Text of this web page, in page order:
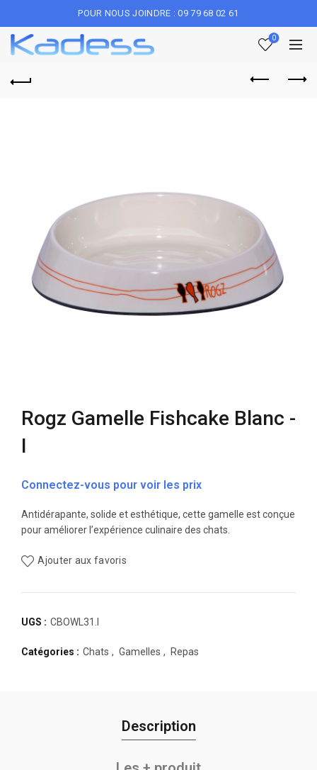
POUR NOUS JOINDRE : 09 79 68 02 61
0
Rogz Gamelle Fishcake Blanc -
I
Connectez-vous pour voir les prix
Antidérapante, solide et esthétique, cette gamelle est conçue
pour améliorer l’expérience culinaire des chats.
Ajouter aux favoris
UGS : CBOWL31.I
Catégories : Chats , Gamelles , Repas
Description